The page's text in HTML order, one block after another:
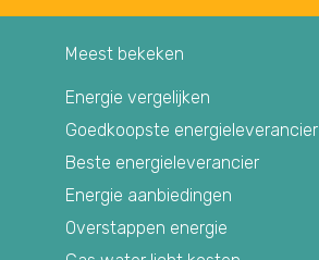
Meest bekeken
Energie vergelijken
Goedkoopste energieleverancier
Beste energieleverancier
Energie aanbiedingen
Overstappen energie